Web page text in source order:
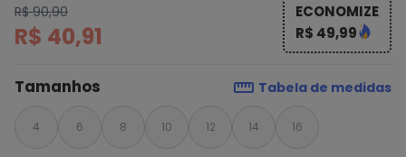
R$ 90,90
R$ 40,91
ECONOMIZE
R$ 49,99
Tamanhos Tabela de medidas
4 6 8 10 12 14 16